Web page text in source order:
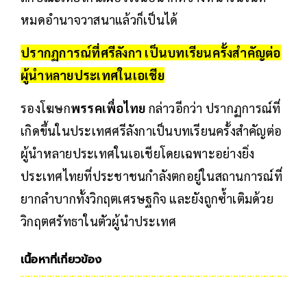
หมดอำนาจวาสนาแล้วก็เป็นได้
ปรากฏการณ์ที่ศรีลังกา เป็นบทเรียนครั้งสำคัญต่อ
ผู้นำหลายประเทศในเอเชีย
รองโฆษกพรรคเพื่อไทย กล่าวอีกว่า ปรากฏการณ์ที่
เกิดขึ้นในประเทศศรีลังกาเป็นบทเรียนครั้งสำคัญต่อ
ผู้นำหลายประเทศในเอเชียโดยเฉพาะอย่างยิ่ง
ประเทศไทยที่ประชาชนกำลังตกอยู่ในสถานการณ์ที่
ยากลำบากทั้งวิกฤตเศรษฐกิจ และยังถูกซ้ำเติมด้วย
วิกฤตศรัทธาในตัวผู้นำประเทศ
เนื้อหาที่เกี่ยวข้อง